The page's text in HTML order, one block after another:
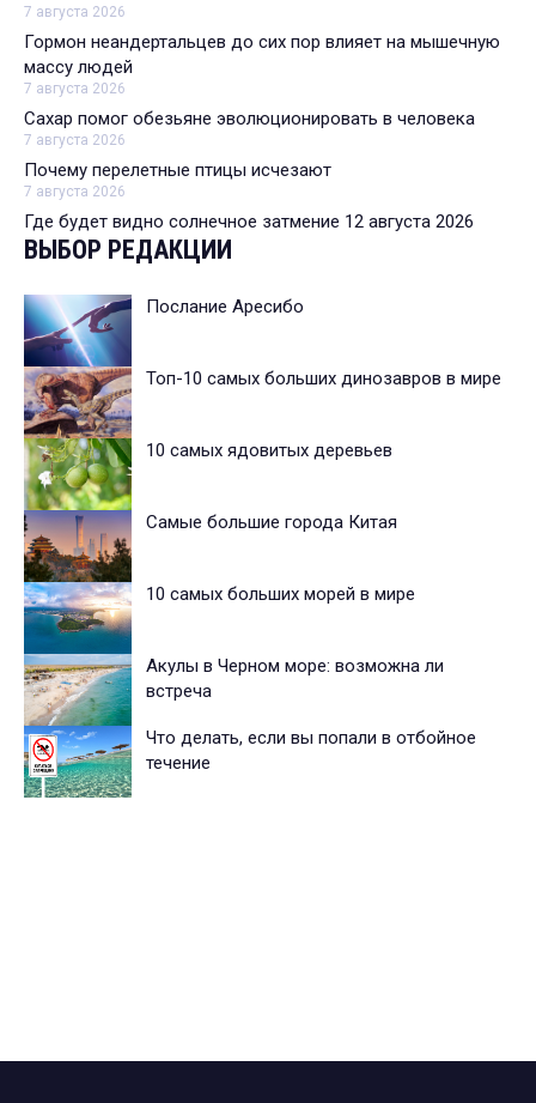
7 августа 2026
Гормон неандертальцев до сих пор влияет на мышечную
массу людей
7 августа 2026
Сахар помог обезьяне эволюционировать в человека
7 августа 2026
Почему перелетные птицы исчезают
7 августа 2026
Где будет видно солнечное затмение 12 августа 2026
ВЫБОР РЕДАКЦИИ
Послание Аресибо
Топ-10 самых больших динозавров в мире
10 самых ядовитых деревьев
Самые большие города Китая
10 самых больших морей в мире
Акулы в Черном море: возможна ли
встреча
Что делать, если вы попали в отбойное
течение